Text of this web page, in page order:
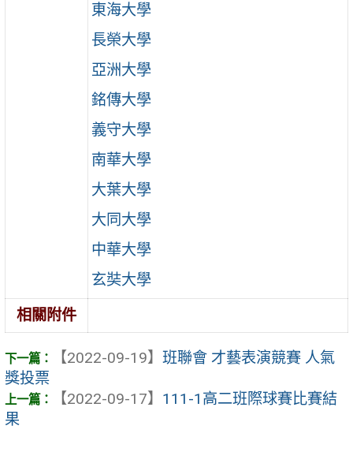
東海大學
長榮大學
亞洲大學
銘傳大學
義守大學
南華大學
大葉大學
大同大學
中華大學
玄奘大學
相關附件
【2022-09-19】 班聯會 才藝表演競賽 人氣
獎投票
【2022-09-17】 111-1高二班際球賽比賽結
果